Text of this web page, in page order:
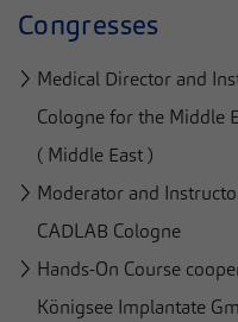
Congresses
Medical Director and
Cologne for the Middle
( Middle East )
Moderator and
CADLAB Cologne
Hands-On Course
Königsee Implantate